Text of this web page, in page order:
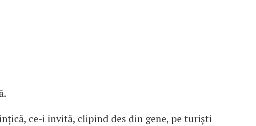
ce-i invită, clipind des din gene, pe turiști